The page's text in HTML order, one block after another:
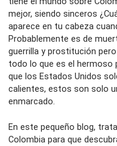
mejor, siendo sinceros
aparece en tu cabeza
Probablemente es de
guerrilla y prostitución
todo lo que es el hermoso
que los Estados Unidos
calientes, estos son solo
enmarcado.
En este pequeño blog,
Colombia para que